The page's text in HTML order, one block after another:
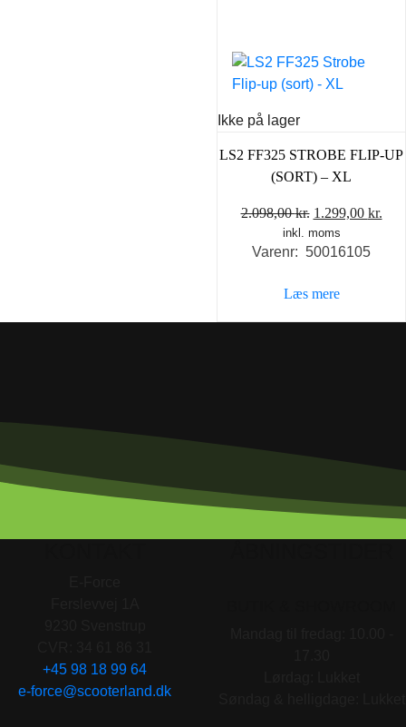
Ikke på lager
LS2 FF325 STROBE FLIP-UP
(SORT) – XL
2.098,00kr. Den
oprindelige
pris
2.098,00 kr..
1.299,00 kr.
inkl. moms
Varenr: 50016105
Læs mere
+45 98 18 99 64
e-force@scooterland.dk